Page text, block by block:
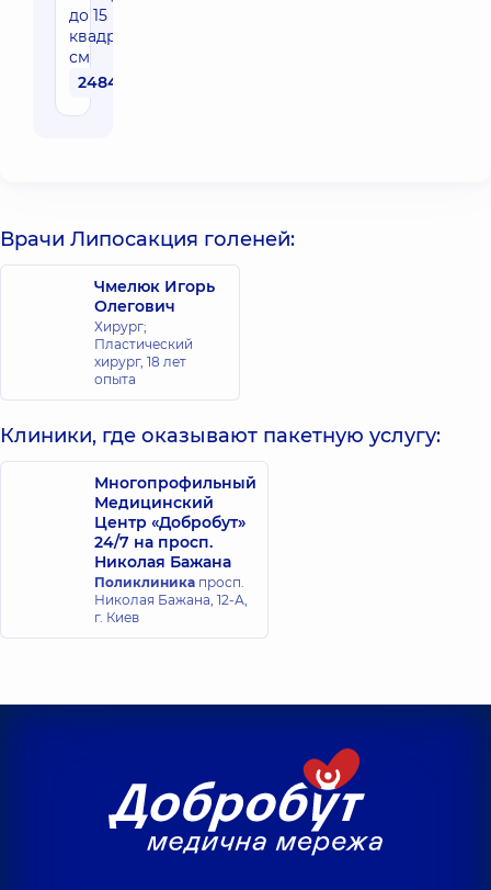
до 15
квадратных
см
24840 грн
Врачи Липосакция голеней:
Чмелюк Игорь
Олегович
Хирург;
Пластический
хирург, 18 лет
опыта
Клиники, где оказывают пакетную услугу:
Многопрофильный
Медицинский
Центр «Добробут»
24/7 на просп.
Николая Бажана
Поликлиника просп.
Николая Бажана, 12-А,
г. Киев